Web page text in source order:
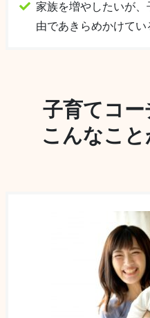
家族を増やしたいが
由であきらめかけてい
子育てコ
こんなこ